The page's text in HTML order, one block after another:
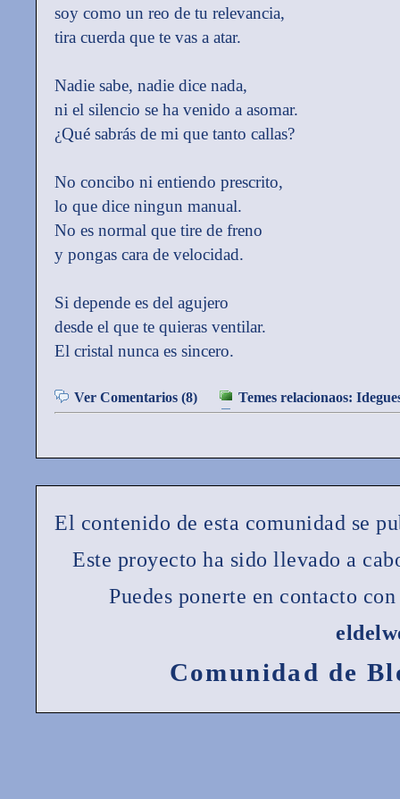
soy como un reo de tu relevancia,
tira cuerda que te vas a atar.
Nadie sabe, nadie dice nada,
ni el silencio se ha venido a asomar.
¿Qué sabrás de mi que tanto callas?
No concibo ni entiendo prescrito,
lo que dice ningun manual.
No es normal que tire de freno
y pongas cara de velocidad.
Si depende es del agujero
desde el que te quieras ventilar.
El cristal nunca es sincero.
Ver Comentarios (8) Temes relacionaos:
El contenido de esta comunidad se
Este proyecto ha sido llevado a
Puedes ponerte en contacto
Comunidad de